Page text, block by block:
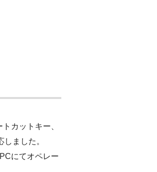
カットキー、
ました。
にてオペレー